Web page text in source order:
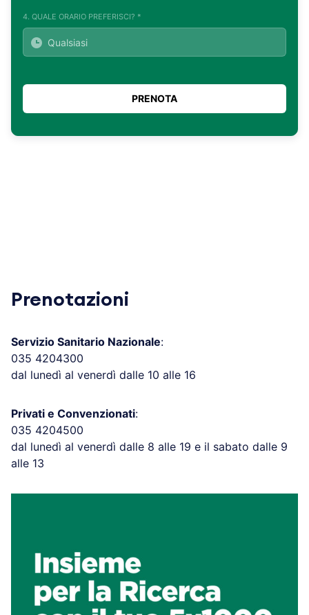
4. QUALE ORARIO PREFERISCI? *
Prenotazioni
Servizio Sanitario Nazionale:
035 4204300
dal lunedì al venerdì dalle 10 alle 16
Privati e Convenzionati:
035 4204500
dal lunedì al venerdì dalle 8 alle 19 e il sabato dalle 9
alle 13